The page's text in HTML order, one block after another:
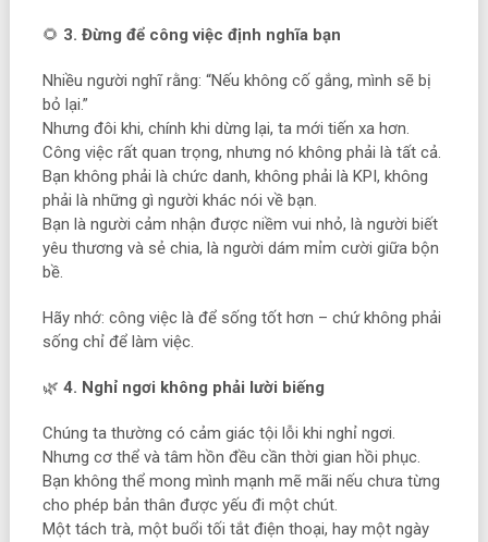
🌻 3. Đừng để công việc định nghĩa bạn
Nhiều người nghĩ rằng: “Nếu không cố gắng, mình sẽ bị
bỏ lại.”
Nhưng đôi khi, chính khi dừng lại, ta mới tiến xa hơn.
Công việc rất quan trọng, nhưng nó không phải là tất cả.
Bạn không phải là chức danh, không phải là KPI, không
phải là những gì người khác nói về bạn.
Bạn là người cảm nhận được niềm vui nhỏ, là người biết
yêu thương và sẻ chia, là người dám mỉm cười giữa bộn
bề.
Hãy nhớ: công việc là để sống tốt hơn – chứ không phải
sống chỉ để làm việc.
🌿 4. Nghỉ ngơi không phải lười biếng
Chúng ta thường có cảm giác tội lỗi khi nghỉ ngơi.
Nhưng cơ thể và tâm hồn đều cần thời gian hồi phục.
Bạn không thể mong mình mạnh mẽ mãi nếu chưa từng
cho phép bản thân được yếu đi một chút.
Một tách trà, một buổi tối tắt điện thoại, hay một ngày